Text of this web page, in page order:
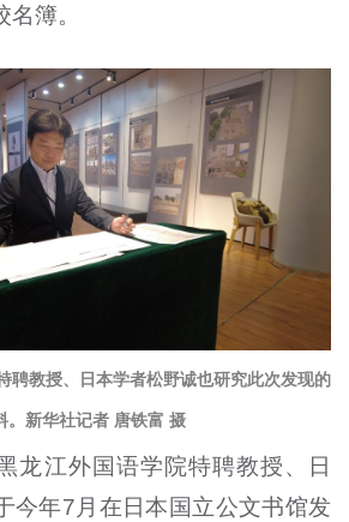
簿。
聘教授、日本学者松野诚也研究此次发现的
。新华社记者 唐铁富 摄
龙江外国语学院特聘教授、日
今年7月在日本国立公文书馆发